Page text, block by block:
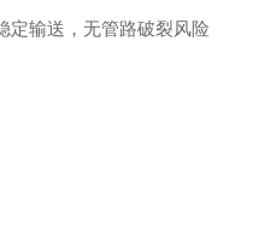
定输送，无管路破裂风险